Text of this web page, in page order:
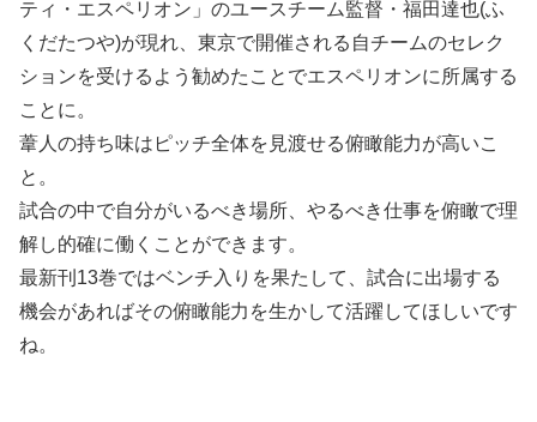
ティ・エスペリオン」のユースチーム監督・福田達也(ふ
くだたつや)が現れ、東京で開催される自チームのセレク
ションを受けるよう勧めたことでエスペリオンに所属する
ことに。
葦人の持ち味はピッチ全体を見渡せる俯瞰能力が高いこ
と。
試合の中で自分がいるべき場所、やるべき仕事を俯瞰で理
解し的確に働くことができます。
最新刊13巻ではベンチ入りを果たして、試合に出場する
機会があればその俯瞰能力を生かして活躍してほしいです
ね。